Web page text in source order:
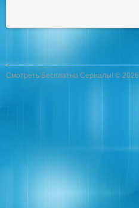
Смотреть Бесплатно Сериалы! © 2026